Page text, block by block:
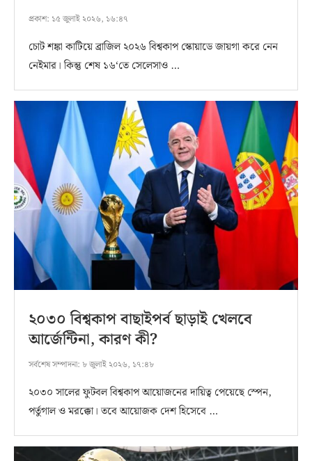
প্রকাশ: ১৫ জুলাই ২০২৬, ১৬:৪৭
চোট শঙ্কা কাটিয়ে ব্রাজিল ২০২৬ বিশ্বকাপ স্কোয়াডে জায়গা করে নেন
নেইমার। কিন্তু শেষ ১৬‘তে সেলেসাও …
২০৩০ বিশ্বকাপ বাছাইপর্ব ছাড়াই খেলবে
আর্জেন্টিনা, কারণ কী?
সর্বশেষ সম্পাদনা: ৮ জুলাই ২০২৬, ১৭:৪৮
২০৩০ সালের ফুটবল বিশ্বকাপ আয়োজনের দায়িত্ব পেয়েছে স্পেন,
পর্তুগাল ও মরক্কো। তবে আয়োজক দেশ হিসেবে …